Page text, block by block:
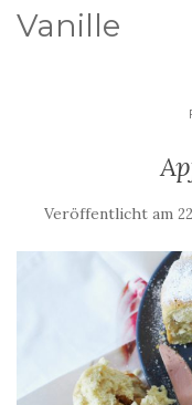
Vanille
Veröffentlicht am